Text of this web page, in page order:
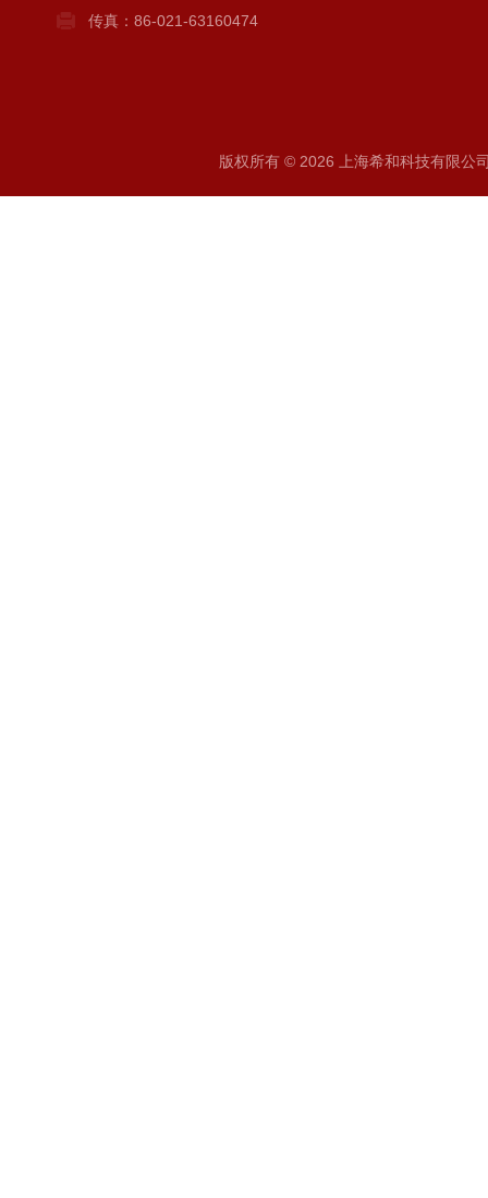
传真：86-021-63160474
版权所有 © 2026 上海希和科技有限公